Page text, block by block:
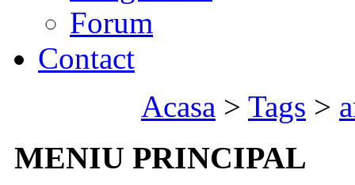
Forum
Contact
Acasa > Tags >
MENIU PRINCIPAL